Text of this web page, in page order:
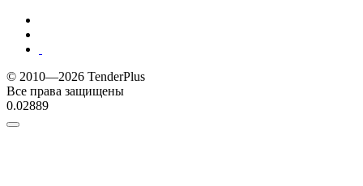
© 2010—2026 TenderPlus
Все права защищены
0.02889